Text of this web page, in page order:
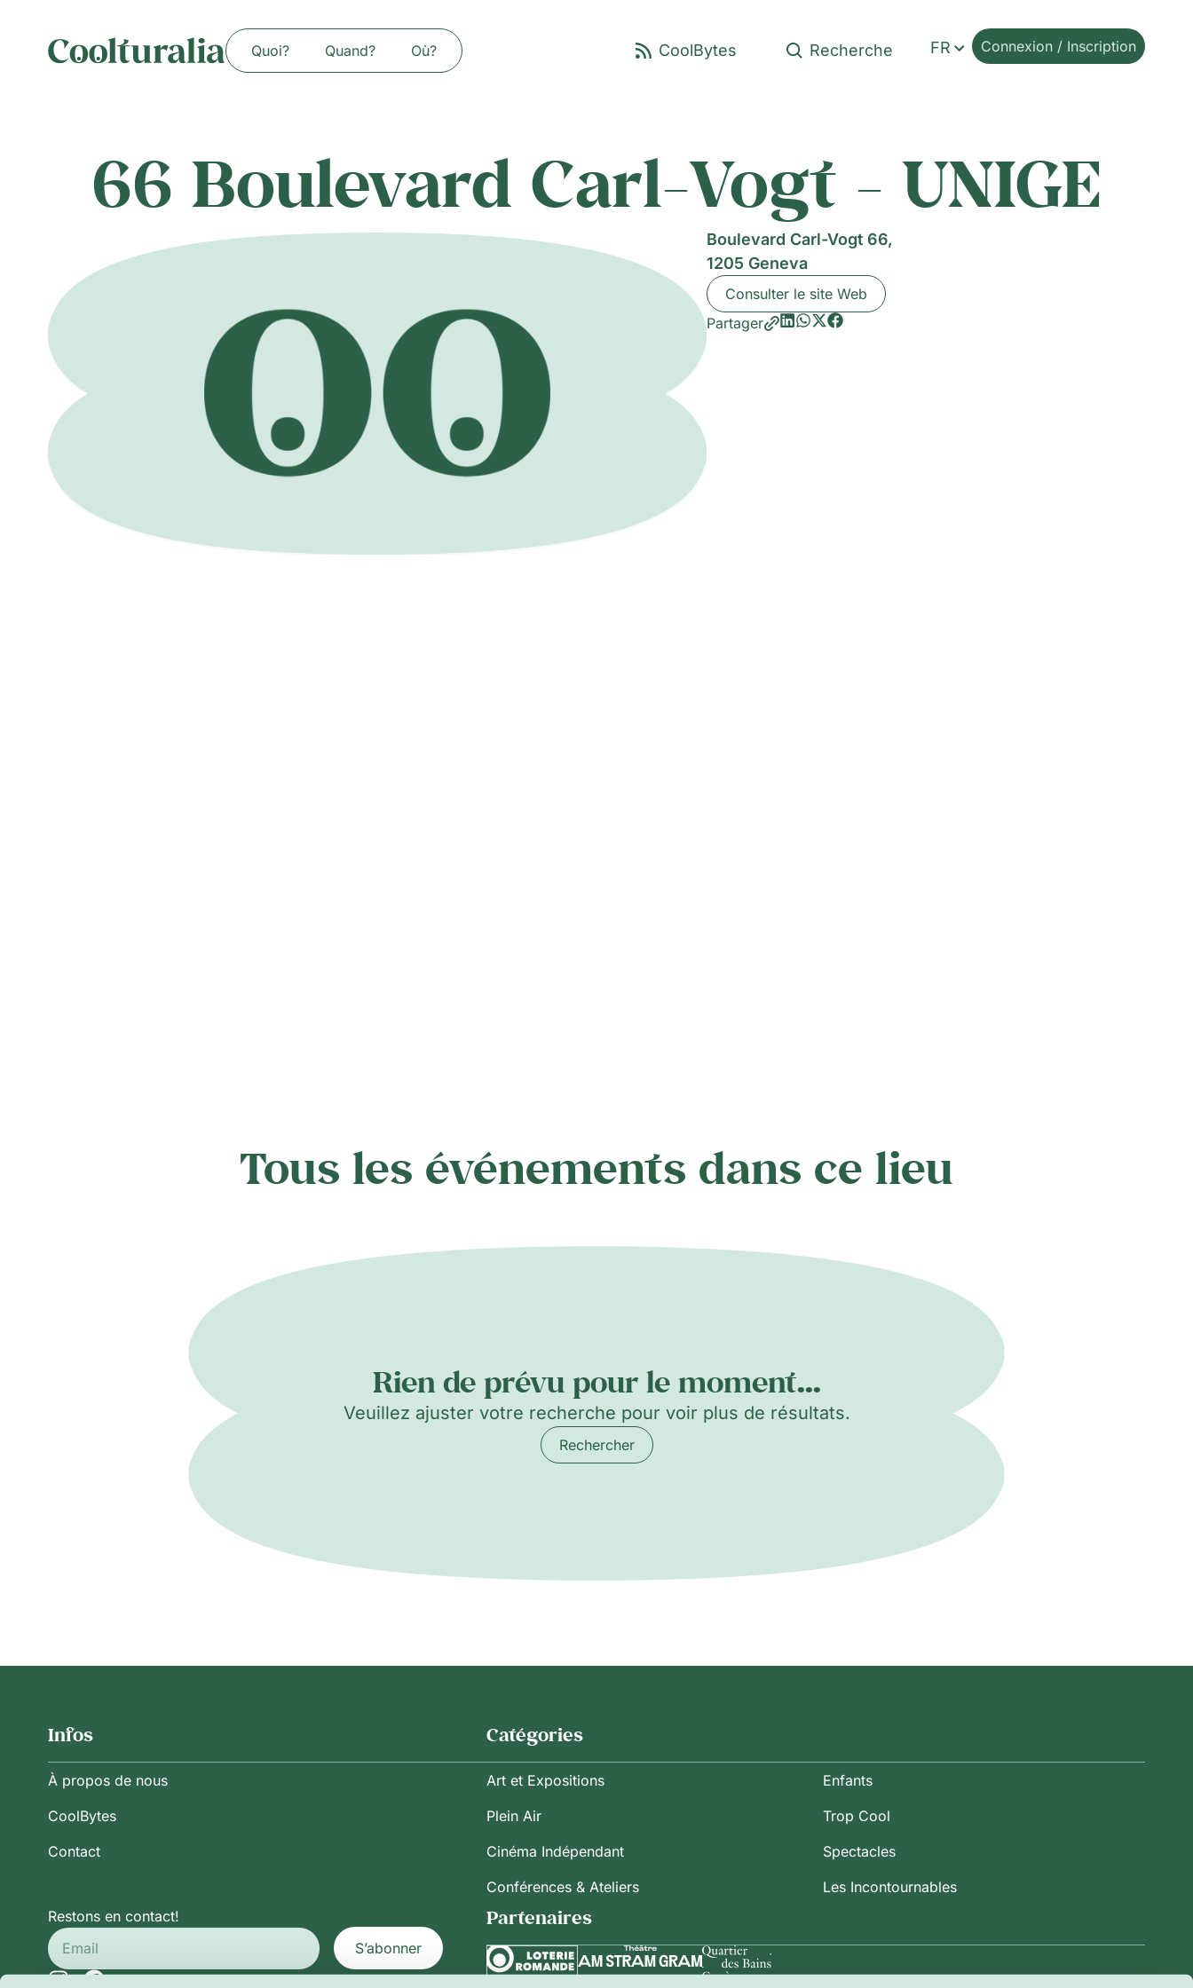
Quoi? Quand? Où? FR Connexion / Inscription
66 Boulevard Carl-Vogt - UNIGE
Boulevard Carl-Vogt 66,
1205 Geneva
Consulter le site Web
Partager
Tous les événements dans ce lieu
Rien de prévu pour le moment...
Veuillez ajuster votre recherche pour voir plus de résultats.
Rechercher
Infos
À propos de nous
CoolBytes
Contact
Catégories
Art et Expositions
Plein Air
Cinéma Indépendant
Conférences & Ateliers
Enfants
Trop Cool
Spectacles
Les Incontournables
Restons en contact!
S’abonner
Partenaires